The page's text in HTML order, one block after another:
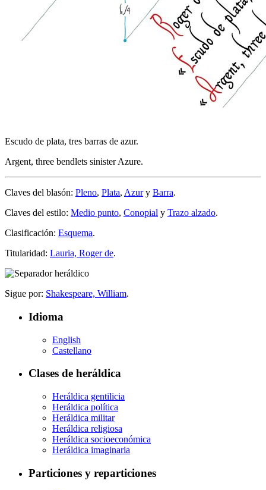
Escudo de plata, tres barras de azur.
Argent, three bendlets sinister Azure.
Claves del blasón: Pleno, Plata, Azury Barra.
Claves del estilo: Medio punto, Conopial y Trazo alzado.
Clasificación: Esquema.
Titularidad: Lauria, Roger de.
Sigue por: Shakespeare, William.
Idioma
English
Castellano
Clases de heráldica
Heráldica gentilicia
Heráldica política
Heráldica militar
Heráldica religiosa
Heráldica socioeconómica
Heráldica imaginaria
Particiones y reparticiones